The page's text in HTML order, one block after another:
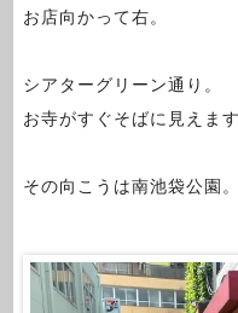
お店向かって右。
シアターグリーン通り。
お寺がすぐそばに見えます
その向こうは南池袋公園。